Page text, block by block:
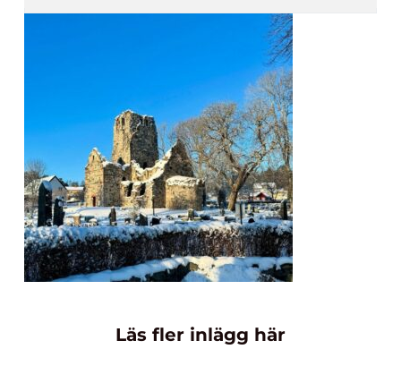
Läs fler inlägg här